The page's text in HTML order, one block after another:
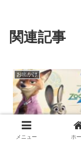
関連記事
お出かけ
メニュー ホ